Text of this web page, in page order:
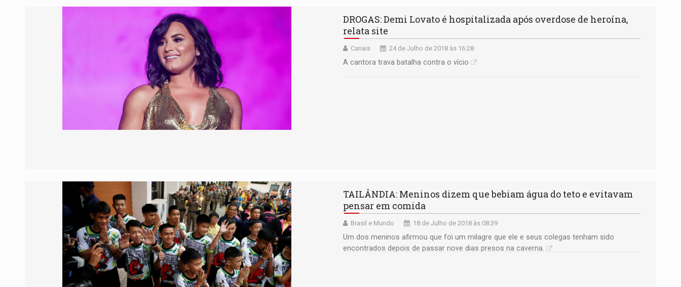
DROGAS: Demi Lovato é hospitalizada após overdose de heroína,
relata site
Canais 24 de Julho de 2018 às 16:28
A cantora trava batalha contra o vício
TAILÂNDIA: Meninos dizem que bebiam água do teto e evitavam
pensar em comida
Brasil e Mundo 18 de Julho de 2018 às 08:39
Um dos meninos afirmou que foi um milagre que ele e seus colegas tenham sido
encontrados depois de passar nove dias presos na caverna.